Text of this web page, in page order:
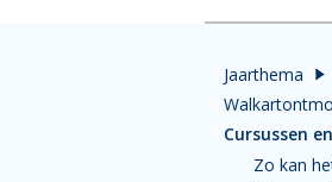
Jaarthema
Cursussen
Zo kan